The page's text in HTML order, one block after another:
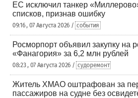
ЕС исключил танкер
списков, признав ошибку
09:16 , 07 Августа 2026 / события
Росморпорт объявил закупку на
«Фанагория» за 6,2 млн рублей
08:23 , 07 Августа 2026 / судоремонт
Житель ХМАО оштрафован за
пассажиров на судне без